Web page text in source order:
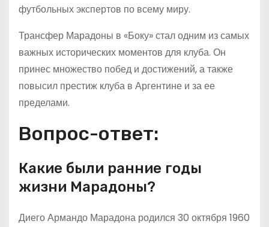
футбольных экспертов по всему миру.
Трансфер Марадоны в «Боку» стал одним из самых
важных исторических моментов для клуба. Он
принес множество побед и достижений, а также
повысил престиж клуба в Аргентине и за ее
пределами.
Вопрос-ответ:
Какие были ранние годы
жизни Марадоны?
Диего Армандо Марадона родился 30 октября 1960